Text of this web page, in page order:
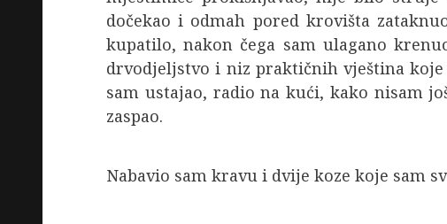
dočekao i odmah pored krovišta
kupatilo, nakon čega sam ulagano
drvodjeljstvo i niz praktičnih vještina koje
sam ustajao, radio na kući, kako nisam
zaspao.
Nabavio sam kravu i dvije koze koje sam